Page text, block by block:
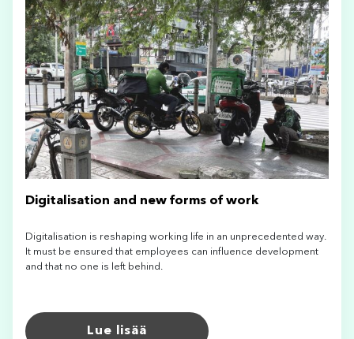
Digitalisation and new forms of work
Digitalisation is reshaping working life in an unprecedented way.
It must be ensured that employees can influence development
and that no one is left behind.
Lue lisää